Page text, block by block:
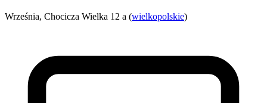
Września, Chocicza Wielka 12 a (wielkopolskie)